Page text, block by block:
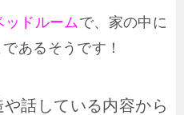
ッドルーム で、家の中に
あるそうです！
話している内容から